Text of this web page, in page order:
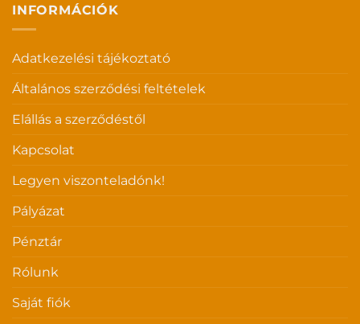
INFORMÁCIÓK
Adatkezelési tájékoztató
Általános szerződési feltételek
Elállás a szerződéstől
Kapcsolat
Legyen viszonteladónk!
Pályázat
Pénztár
Rólunk
Saját fiók